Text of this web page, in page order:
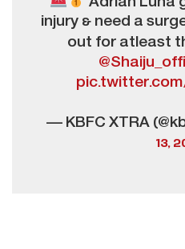
injury & need a
out for atleast
— KBFC XTRA
13,